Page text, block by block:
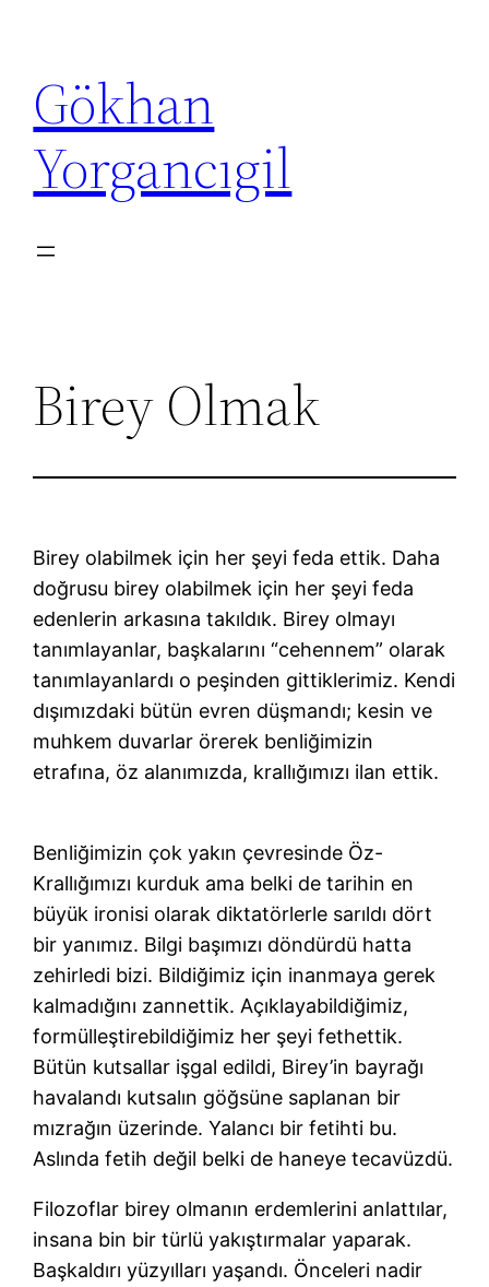
Gökhan
Yorgancıgil
Birey Olmak
Birey olabilmek için her şeyi feda ettik. Daha
doğrusu birey olabilmek için her şeyi feda
edenlerin arkasına takıldık. Birey olmayı
tanımlayanlar, başkalarını “cehennem” olarak
tanımlayanlardı o peşinden gittiklerimiz. Kendi
dışımızdaki bütün evren düşmandı; kesin ve
muhkem duvarlar örerek benliğimizin
etrafına, öz alanımızda, krallığımızı ilan ettik.
Benliğimizin çok yakın çevresinde Öz-
Krallığımızı kurduk ama belki de tarihin en
büyük ironisi olarak diktatörlerle sarıldı dört
bir yanımız. Bilgi başımızı döndürdü hatta
zehirledi bizi. Bildiğimiz için inanmaya gerek
kalmadığını zannettik. Açıklayabildiğimiz,
formülleştirebildiğimiz her şeyi fethettik.
Bütün kutsallar işgal edildi, Birey’in bayrağı
havalandı kutsalın göğsüne saplanan bir
mızrağın üzerinde. Yalancı bir fetihti bu.
Aslında fetih değil belki de haneye tecavüzdü.
Filozoflar birey olmanın erdemlerini anlattılar,
insana bin bir türlü yakıştırmalar yaparak.
Başkaldırı yüzyılları yaşandı. Önceleri nadir